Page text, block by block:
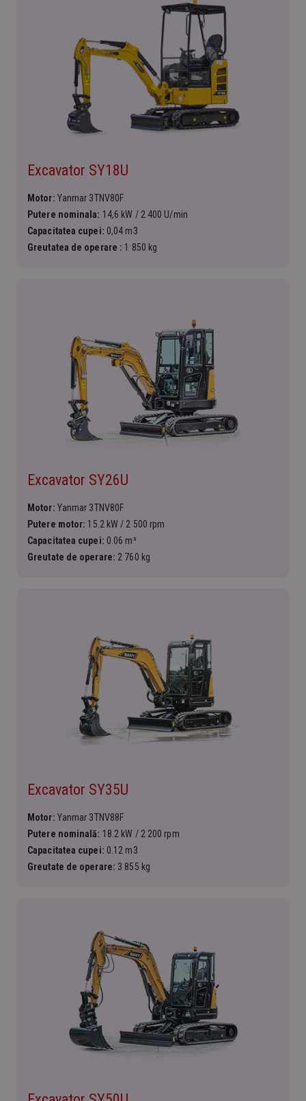
Excavator SY18U
Motor: Yanmar 3TNV80F
Putere nominala: 14,6 kW / 2 400 U/min
Capacitatea cupei: 0,04 m3
Greutatea de operare : 1 850 kg
Excavator SY26U
Motor: Yanmar 3TNV80F
Putere motor: 15.2 kW / 2 500 rpm
Capacitatea cupei: 0.06 m³
Greutate de operare: 2 760 kg
Excavator SY35U
Motor: Yanmar 3TNV88F
Putere nominală: 18.2 kW / 2 200 rpm
Capacitatea cupei: 0.12 m3
Greutate de operare: 3 855 kg